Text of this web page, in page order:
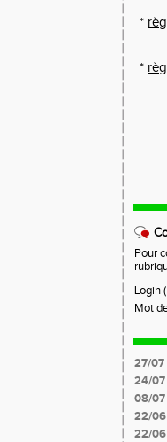
*
*
Pour
Login
Mot
27/07
24/07
08/07
22/06
22/06